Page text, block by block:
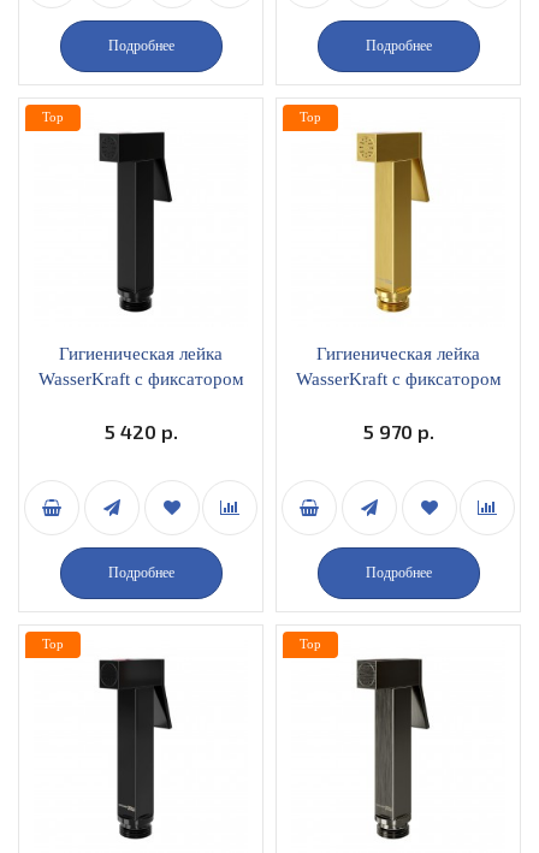
Подробнее Подробнее
Гигиеническая лейка
WasserKraft с фиксатором
5 420 р.
Подробнее
Top
Гигиеническая лейка
WasserKraft с фиксатором
5 970 р.
Подробнее
Top
Top Top